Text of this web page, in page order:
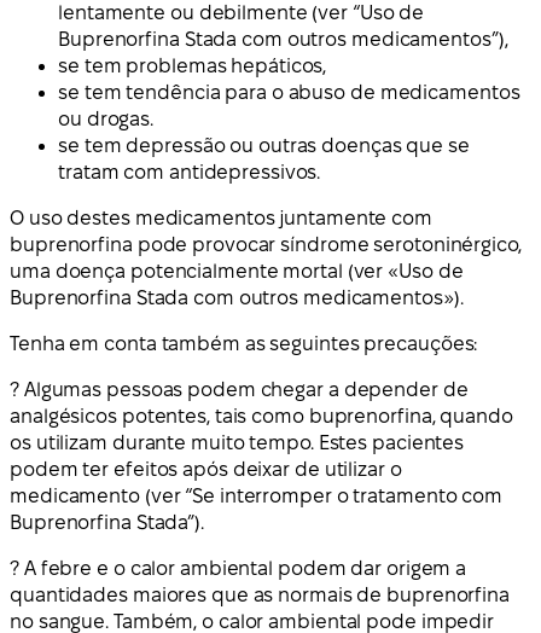
lentamente ou debilmente (ver “Uso de
Buprenorfina Stada com outros medicamentos”),
se tem problemas hepáticos,
se tem tendência para o abuso de medicamentos
ou drogas.
se tem depressão ou outras doenças que se
tratam com antidepressivos.
O uso destes medicamentos juntamente com
buprenorfina pode provocar síndrome serotoninérgico,
uma doença potencialmente mortal (ver «Uso de
Buprenorfina Stada com outros medicamentos»).
Tenha em conta também as seguintes precauções:
? Algumas pessoas podem chegar a depender de
analgésicos potentes, tais como buprenorfina, quando
os utilizam durante muito tempo. Estes pacientes
podem ter efeitos após deixar de utilizar o
medicamento (ver “Se interromper o tratamento com
Buprenorfina Stada”).
? A febre e o calor ambiental podem dar origem a
quantidades maiores que as normais de buprenorfina
no sangue. Também, o calor ambiental pode impedir